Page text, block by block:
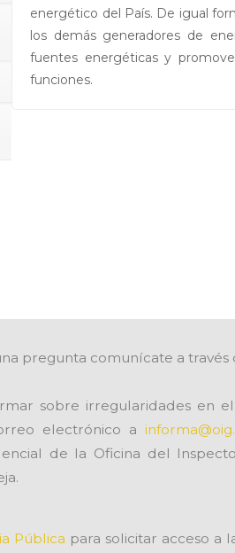
energético del País. De igual
los demás generadores de
fuentes energéticas y
funciones.
pregunta comunícate a
sobre irregularidades
electrónico a
de la Oficina del
Pública para solicitar acceso a